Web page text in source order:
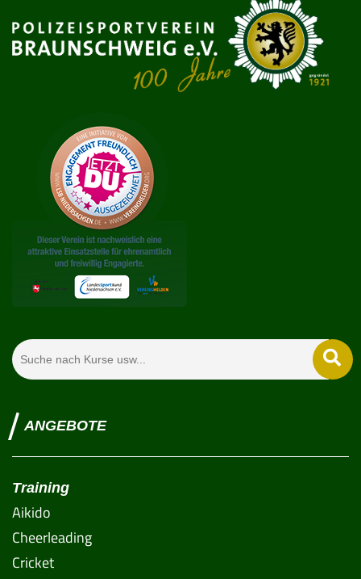
ANGEBOTE
Training
Aikido
Cheerleading
Cricket